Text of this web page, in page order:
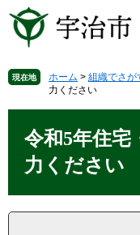
先
で
を
ば
へ
現在地 ホーム > 組織でさが
力ください
令和5年住宅
力ください